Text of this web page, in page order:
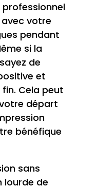
professionnel
votre
pendant
si la
de
et
Cela peut
départ
bénéfique
sans
lourde de